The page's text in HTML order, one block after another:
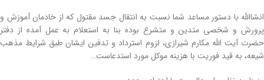
انشاالله با دستور مساعد شما نسبت به انتقال جسد مقتول كه از خادمان آموزش و
پرورش و شخصی متدین و متشرع بوده بنا به استعلام به عمل آمده از دفتر
حضرت آیت الله مكارم شیرازی، لزوم استرداد و تدفین ایشان طبق شرایط مذهب
شیعه، به قید فوریت با هزینه موكل مورد استدعاست..